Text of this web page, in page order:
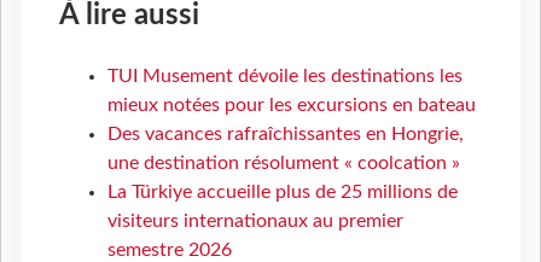
À lire aussi
TUI Musement dévoile les destinations les
mieux notées pour les excursions en bateau
Des vacances rafraîchissantes en Hongrie,
une destination résolument « coolcation »
La Türkiye accueille plus de 25 millions de
visiteurs internationaux au premier
semestre 2026